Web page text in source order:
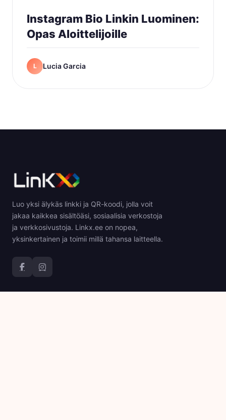
Instagram Bio Linkin Luominen:
Opas Aloittelijoille
L Lucia Garcia
Luo yksi älykäs linkki ja QR-koodi, jolla voit
jakaa kaikkea sisältöäsi, sosiaalisia verkostoja
ja verkkosivustoja. Linkx.ee on nopea,
yksinkertainen ja toimii millä tahansa laitteella.